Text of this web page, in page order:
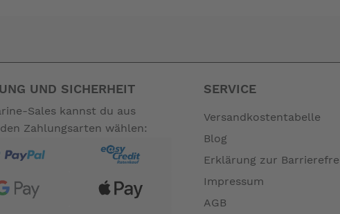
UND SICHERHEIT
Sales kannst du aus
Zahlungsarten wählen:
SERVICE
Versandkostentabelle
Blog
Erklärung zur
Impressum
AGB